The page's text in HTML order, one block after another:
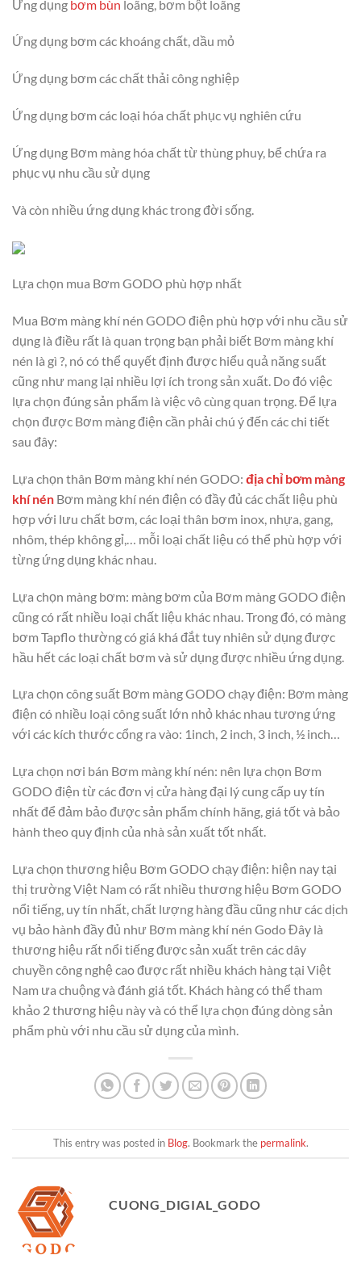
Ứng dụng bơm bùn loãng, bơm bột loãng
Ứng dụng bơm các khoáng chất, dầu mỏ
Ứng dụng bơm các chất thải công nghiệp
Ứng dụng bơm các loại hóa chất phục vụ nghiên cứu
Ứng dụng Bơm màng hóa chất từ thùng phuy, bể chứa ra
phục vụ nhu cầu sử dụng
Và còn nhiều ứng dụng khác trong đời sống.
Lựa chọn mua Bơm GODO phù hợp nhất
Mua Bơm màng khí nén GODO điện phù hợp với nhu cầu sử
dụng là điều rất là quan trọng bạn phải biết Bơm màng khí
nén là gì ?, nó có thể quyết định được hiểu quả năng suất
cũng như mang lại nhiều lợi ích trong sản xuất. Do đó việc
lựa chọn đúng sản phẩm là việc vô cùng quan trọng. Để lựa
chọn được Bơm màng điện cần phải chú ý đến các chi tiết
sau đây:
Lựa chọn thân Bơm màng khí nén GODO: địa chỉ bơm màng
khí nén Bơm màng khí nén điện có đầy đủ các chất liệu phù
hợp với lưu chất bơm, các loại thân bơm inox, nhựa, gang,
nhôm, thép không gỉ,… mỗi loại chất liệu có thể phù hợp với
từng ứng dụng khác nhau.
Lựa chọn màng bơm: màng bơm của Bơm màng GODO điện
cũng có rất nhiều loại chất liệu khác nhau. Trong đó, có màng
bơm Tapflo thường có giá khá đắt tuy nhiên sử dụng được
hầu hết các loại chất bơm và sử dụng được nhiều ứng dụng.
Lựa chọn công suất Bơm màng GODO chạy điện: Bơm màng
điện có nhiều loại công suất lớn nhỏ khác nhau tương ứng
với các kích thước cổng ra vào: 1inch, 2 inch, 3 inch, ½ inch…
Lựa chọn nơi bán Bơm màng khí nén: nên lựa chọn Bơm
GODO điện từ các đơn vị cửa hàng đại lý cung cấp uy tín
nhất để đảm bảo được sản phẩm chính hãng, giá tốt và bảo
hành theo quy định của nhà sản xuất tốt nhất.
Lựa chọn thương hiệu Bơm GODO chạy điện: hiện nay tại
thị trường Việt Nam có rất nhiều thương hiệu Bơm GODO
nổi tiếng, uy tín nhất, chất lượng hàng đầu cũng như các dịch
vụ bảo hành đầy đủ như Bơm màng khí nén Godo Đây là
thương hiệu rất nổi tiếng được sản xuất trên các dây
chuyền công nghệ cao được rất nhiều khách hàng tại Việt
Nam ưa chuộng và đánh giá tốt. Khách hàng có thể tham
khảo 2 thương hiệu này và có thể lựa chọn đúng dòng sản
phẩm phù với nhu cầu sử dụng của mình.
This entry was posted in Blog. Bookmark the permalink.
CUONG_DIGIAL_GODO